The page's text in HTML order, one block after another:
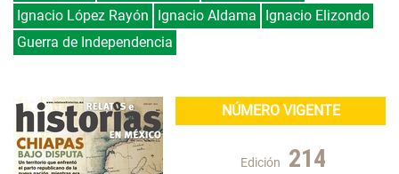
Ignacio López Rayón
Ignacio Aldama
Ignacio Elizondo
Guerra de Independencia
NÚMERO VIGENTE
Edición 214